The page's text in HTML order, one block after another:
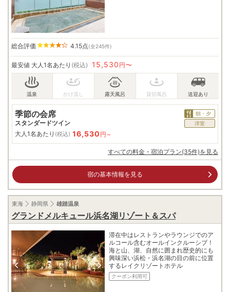
総合評価 4.15点(全245件)
最安値 大人1名あたり (税込) 15,530 円〜
季節の会席
スタンダードツイン
朝・夕
洋室
大人1名あたり (税込) 16,530 円~
すべての料金・宿泊プラン(35件)を見る
宿の基本情報を見る
東海 静岡県 雄踏温泉
グランドメルキュール浜名湖リゾート＆スパ
滞在中はレストランやラウンジでのア
ルコール含むオールインクルーシブ！
海と山、湖、自然に囲まれ歴史的にも
興味深い浜松・浜名湖の目の前に位置
するレイクリゾートホテル
クーポン利用可